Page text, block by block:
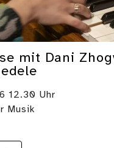
mit Dani
12.30 Uhr
Musik